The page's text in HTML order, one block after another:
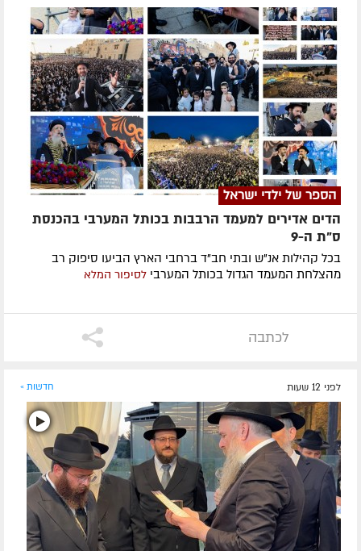
הספר של ילדי ישראל
הדים אדירים למעמד הרבבות בכותל המערבי בהכנסת
ס"ת ה-9
בכל קהילות אנ"ש ובתי חב"ד ברחבי הארץ הביעו סיפוק רב
מהצלחת המעמד הגדול בכותל המערבי לסיפור המלא
לכתבה
לפני 12 שעות חדשות »